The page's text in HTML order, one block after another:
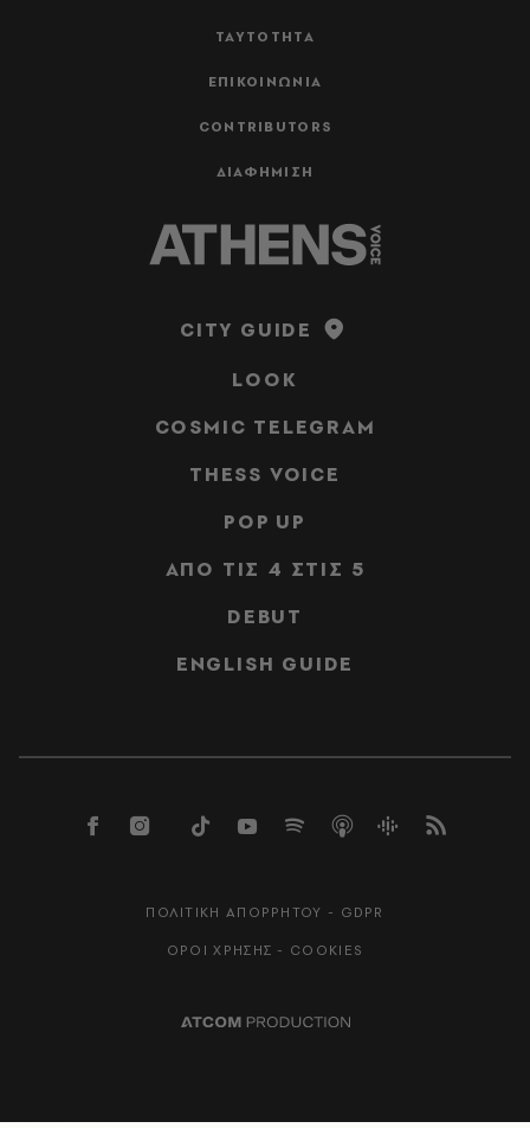
ΤΑΥΤΟΤΗΤΑ
ΕΠΙΚΟΙΝΩΝΙΑ
CONTRIBUTORS
ΔΙΑΦΗΜΙΣΗ
CITY GUIDE
LOOK
COSMIC TELEGRAM
THESS VOICE
POP UP
ΑΠΟ ΤΙΣ 4 ΣΤΙΣ 5
DEBUT
ENGLISH GUIDE
ΠΟΛΙΤΙΚΗ ΑΠΟΡΡΗΤΟΥ - GDPR
ΟΡΟΙ ΧΡΗΣΗΣ - COOKIES